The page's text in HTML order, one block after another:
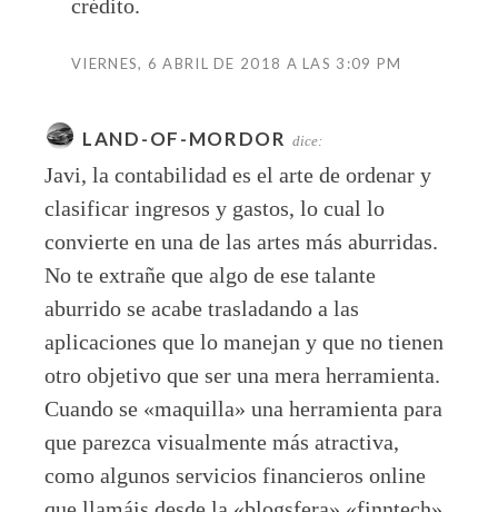
crédito.
VIERNES, 6 ABRIL DE 2018 A LAS 3:09 PM
LAND-OF-MORDOR dice:
Javi, la contabilidad es el arte de ordenar y
clasificar ingresos y gastos, lo cual lo
convierte en una de las artes más aburridas.
No te extrañe que algo de ese talante
aburrido se acabe trasladando a las
aplicaciones que lo manejan y que no tienen
otro objetivo que ser una mera herramienta.
Cuando se «maquilla» una herramienta para
que parezca visualmente más atractiva,
como algunos servicios financieros online